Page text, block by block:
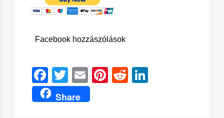
Facebook hozzászólások
Facebook
Twitter
EmailPinterest
Reddit
Share